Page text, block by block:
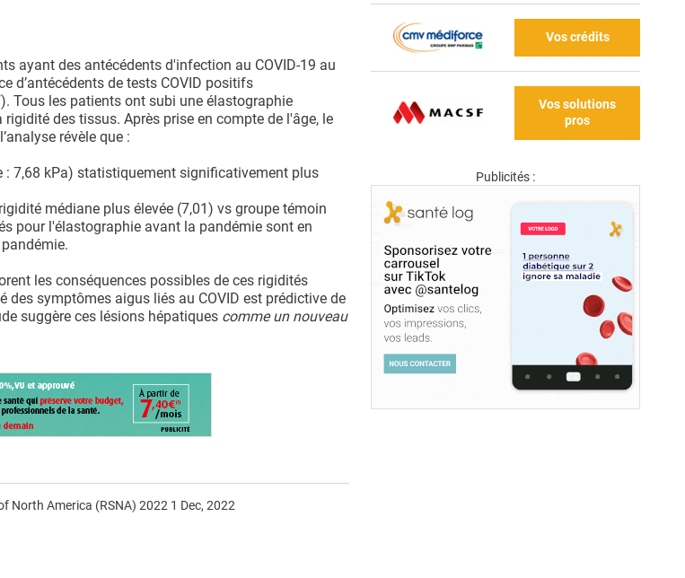
ayant des antécédents d'infection au COVID-19 au
d’antécédents de tests COVID positifs
Tous les patients ont subi une élastographie
des tissus. Après prise en compte de l'âge, le
révèle que :
: 7,68 kPa) statistiquement significativement plus
médiane plus élevée (7,01) vs groupe témoin
pour l'élastographie avant la pandémie sont en
les conséquences possibles de ces rigidités
symptômes aigus liés au COVID est prédictive de
suggère ces lésions hépatiques comme un nouveau
North America (RSNA) 2022 1 Dec, 2022
Vos crédits
Vos solutions
pros
Publicités :